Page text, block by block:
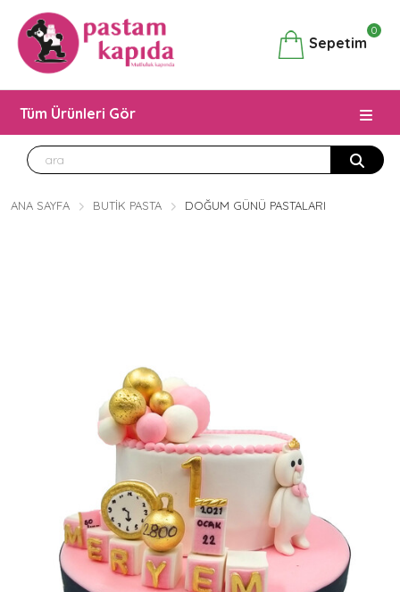
Sepetim
0
Tüm Ürünleri Gör
ANA SAYFA BUTIK PASTA DOĞUM GÜNÜ PASTALARI